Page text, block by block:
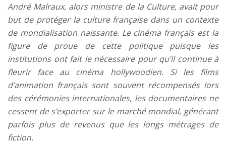
André Malraux, alors ministre de la Culture, avait pour
but de protéger la culture française dans un contexte
de mondialisation naissante. Le cinéma français est la
figure de proue de cette politique puisque les
institutions ont fait le nécessaire pour qu’il continue à
fleurir face au cinéma hollywoodien. Si les films
d’animation français sont souvent récompensés lors
des cérémonies internationales, les documentaires ne
cessent de s’exporter sur le marché mondial, générant
parfois plus de revenus que les longs métrages de
fiction.